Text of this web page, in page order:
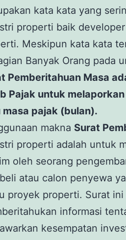
kata kata yang
properti baik
Meskipun kata kata
Banyak Orang pada
Pemberitahuan Masa
Pajak untuk
masa pajak (bulan).
makna Surat
properti adalah untuk
oleh seorang
atau calon penyewa
proyek properti. Surat
informasi
kesempatan